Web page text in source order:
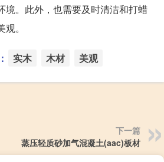
境。此外，也需要及时清洁和打蜡
。
实木 木材 美观
下一篇
蒸压轻质砂加气混凝土(aac)板材